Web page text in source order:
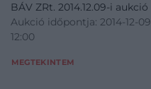
BÁV ZRt. 2014.12.09-i aukció
Aukció időpontja: 2014-12-09
12:00
MEGTEKINTEM